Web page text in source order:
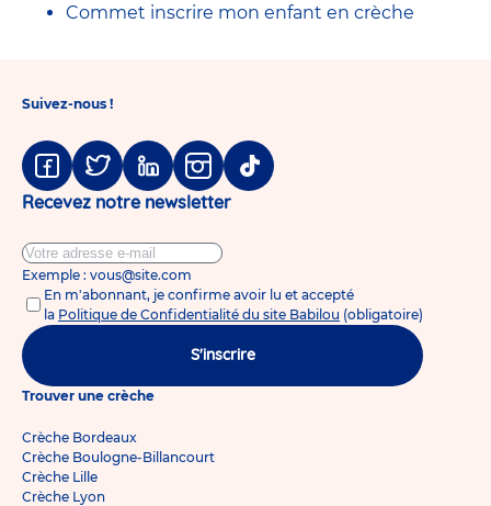
Commet inscrire mon enfant en crèche
Suivez-nous !
Facebook
TwitterLinkedinInstagram
Tiktok
Recevez notre newsletter
Exemple : vous@site.com
En m'abonnant, je confirme avoir lu et accepté
la Politique de Confidentialité du site Babilou (obligatoire)
S'inscrire
Trouver une crèche
Crèche Bordeaux
Crèche Boulogne-Billancourt
Crèche Lille
Crèche Lyon